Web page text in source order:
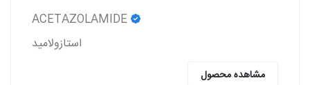
استازولاميد
مشاهده محصول